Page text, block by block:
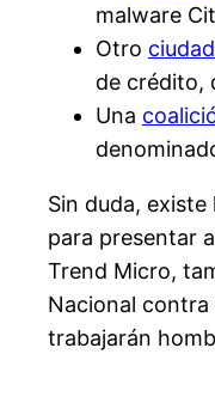
malware
Otro
de crédito,
Una
Sin duda,
para presentar
Trend Micro,
Nacional contra
trabajarán